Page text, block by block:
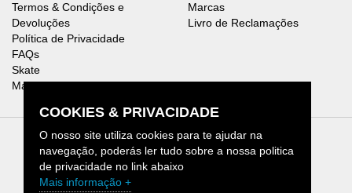
Termos & Condições e
Devoluções
Política de Privacidade
FAQs
Skate
Mapa do Site
Marcas
Livro de Reclamações
Collective Store © 2026.
COOKIES & PRIVACIDADE
O nosso site utiliza cookies para te ajudar na
navegação, poderás ler tudo sobre a nossa politica
de privacidade no link abaixo
Mais informação +